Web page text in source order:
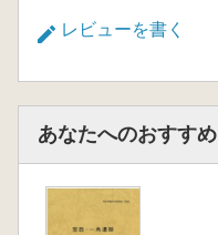
レビューを書く
あなたへのおすすめ